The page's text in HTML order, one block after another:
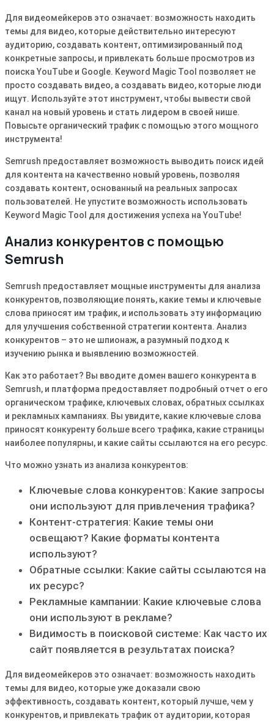
Для видеомейкеров это означает: возможность находить
темы для видео, которые действительно интересуют
аудиторию, создавать контент, оптимизированный под
конкретные запросы, и привлекать больше просмотров из
поиска YouTube и Google. Keyword Magic Tool позволяет не
просто создавать видео, а создавать видео, которые люди
ищут. Используйте этот инструмент, чтобы вывести свой
канал на новый уровень и стать лидером в своей нише.
Повысьте органический трафик с помощью этого мощного
инструмента!
Semrush предоставляет возможность выводить поиск идей
для контента на качественно новый уровень, позволяя
создавать контент, основанный на реальных запросах
пользователей. Не упустите возможность использовать
Keyword Magic Tool для достижения успеха на YouTube!
Анализ конкурентов с помощью
Semrush
Semrush предоставляет мощные инструменты для анализа
конкурентов, позволяющие понять, какие темы и ключевые
слова приносят им трафик, и использовать эту информацию
для улучшения собственной стратегии контента. Анализ
конкурентов – это не шпионаж, а разумный подход к
изучению рынка и выявлению возможностей.
Как это работает? Вы вводите домен вашего конкурента в
Semrush, и платформа предоставляет подробный отчет о его
органическом трафике, ключевых словах, обратных ссылках
и рекламных кампаниях. Вы увидите, какие ключевые слова
приносят конкуренту больше всего трафика, какие страницы
наиболее популярны, и какие сайты ссылаются на его ресурс.
Что можно узнать из анализа конкурентов:
Ключевые слова конкурентов: Какие запросы
они используют для привлечения трафика?
Контент-стратегия: Какие темы они
освещают? Какие форматы контента
используют?
Обратные ссылки: Какие сайты ссылаются на
их ресурс?
Рекламные кампании: Какие ключевые слова
они используют в рекламе?
Видимость в поисковой системе: Как часто их
сайт появляется в результатах поиска?
Для видеомейкеров это означает: возможность находить
темы для видео, которые уже доказали свою
эффективность, создавать контент, который лучше, чем у
конкурентов, и привлекать трафик от аудитории, которая